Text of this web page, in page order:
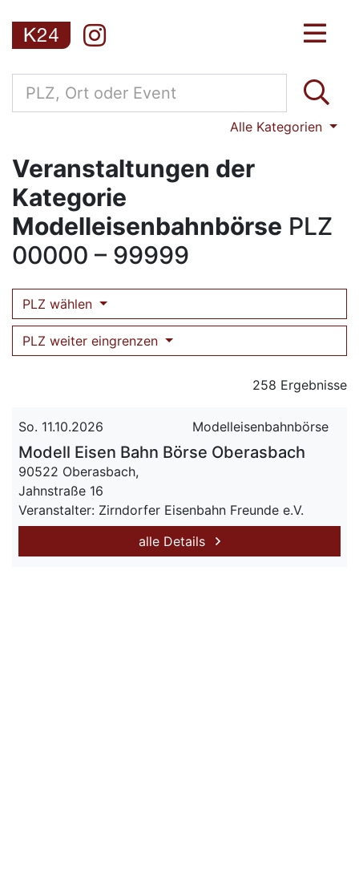
Alle Kategorien
Veranstaltungen der
Kategorie
Modelleisenbahnbörse PLZ
00000 – 99999
PLZ wählen
PLZ weiter eingrenzen
258 Ergebnisse
So. 11.10.2026 Modelleisenbahnbörse
Modell Eisen Bahn Börse Oberasbach
90522 Oberasbach,
Jahnstraße 16
Veranstalter: Zirndorfer Eisenbahn Freunde e.V.
alle Details